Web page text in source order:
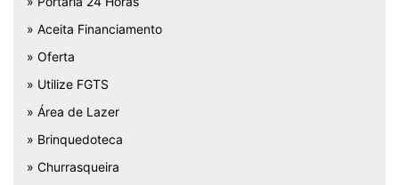
» Aceita Financiamento
» Oferta
» Utilize FGTS
» Área de Lazer
» Brinquedoteca
» Churrasqueira